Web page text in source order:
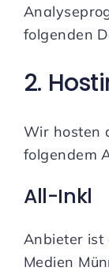
folgenden
2.
Wir hosten
folgendem
All-Inkl
Anbieter ist
Medien